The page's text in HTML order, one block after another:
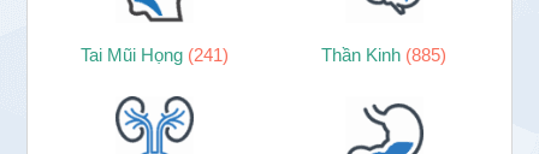
Tai Mũi Họng (241) Thần Kinh (885)